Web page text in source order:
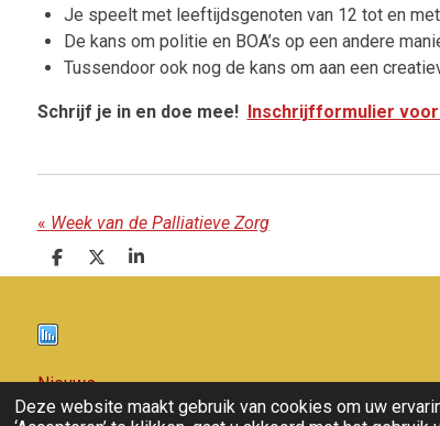
Deze website maakt gebruik van cookies om uw
Je speelt met leeftijdsgenoten van 12 tot en
De kans om politie en BOA’s op een andere
Tussendoor ook nog de kans om aan een
Schrijf je in en doe mee! Inschrijfformulier voor
« Week van de Palliatieve Zorg
D
e
n
D
e
S
h
Nieuws
© 2011 - 2026 overloon nieuws